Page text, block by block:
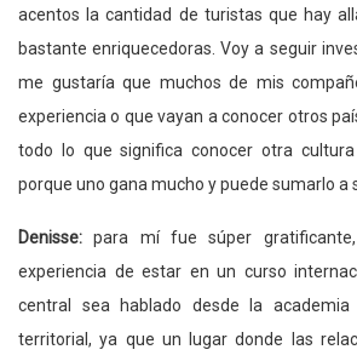
acentos la cantidad de turistas que hay
bastante enriquecedoras. Voy a seguir
me gustaría que muchos de mis
experiencia o que vayan a conocer otros
todo lo que significa conocer otra
porque uno gana mucho y puede sumarlo a
Denisse: para mí fue súper
experiencia de estar en un curso
central sea hablado desde la
territorial, ya que un lugar donde las